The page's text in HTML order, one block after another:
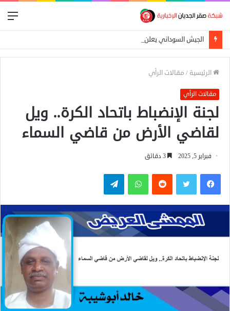
الرئيسية / مقالات الرأي
مقالات الرأي
لجنة الإنضباط باتحاد الكرة.. ويل
لقاضي الأرض من قاضي السماء
فبراير 5, 2025
فيسبوكتويتر واتساب تيلقرام